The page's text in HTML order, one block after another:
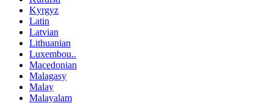
Kyrgyz
Latin
Latvian
Lithuanian
Luxembou..
Macedonian
Malagasy
Malay
Malayalam